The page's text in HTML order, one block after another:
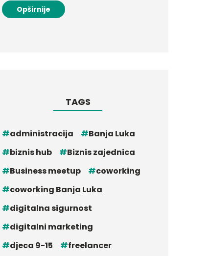
Opširnije
TAGS
administracija
Banja Luka
biznis hub
Biznis zajednica
Business meetup
coworking
coworking Banja Luka
digitalna sigurnost
digitalni marketing
djeca 9-15
freelancer